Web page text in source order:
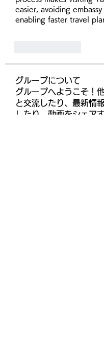
easier, avoiding embassy
enabling faster travel
グループについて
グループへようこそ！
と交流したり、最新情
したり、動画をシェア